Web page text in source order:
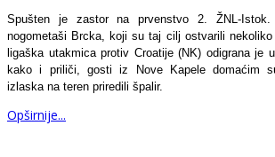
Spušten je zastor na prvenstvo 2. ŽNL-
nogometaši Brcka, koji su taj cilj ostvarili
ligaška utakmica protiv Croatije (NK) odigrana je
kako i priliči, gosti iz Nove Kapele domaćim
izlaska na teren priredili špalir.
Opširnije...